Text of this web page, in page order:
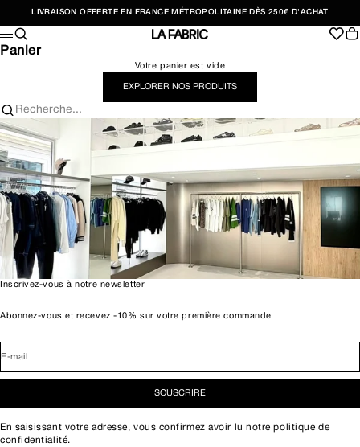
LIVRAISON OFFERTE EN FRANCE MÉTROPOLITAINE DÈS 250€ D'ACHAT
LA FABRIC SHOP
Menu
Recherche
Panier
Votre panier est vide
EXPLORER NOS PRODUITS
Recherche...
Inscrivez-vous à notre newsletter
Abonnez-vous et recevez -10% sur votre première commande
E-mail
SOUSCRIRE
En saisissant votre adresse, vous confirmez avoir lu notrepolitique de
confidentialité.